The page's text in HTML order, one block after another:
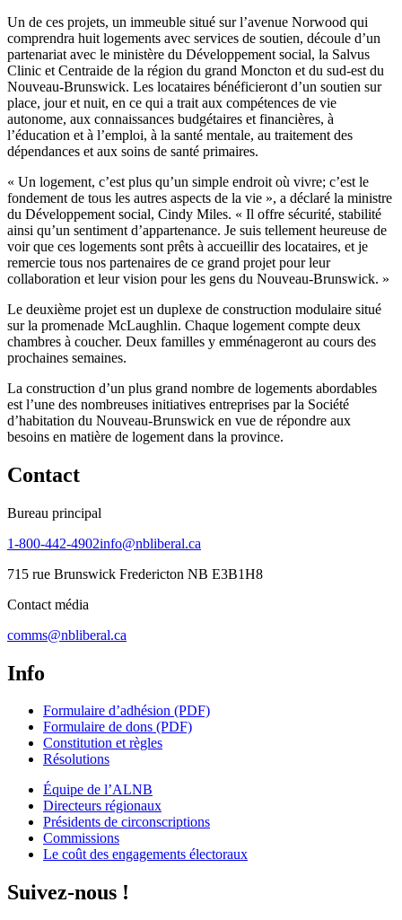
Un de ces projets, un immeuble situé sur l’avenue Norwood qui
comprendra huit logements avec services de soutien, découle d’un
partenariat avec le ministère du Développement social, la Salvus
Clinic et Centraide de la région du grand Moncton et du sud-est du
Nouveau-Brunswick. Les locataires bénéficieront d’un soutien sur
place, jour et nuit, en ce qui a trait aux compétences de vie
autonome, aux connaissances budgétaires et financières, à
l’éducation et à l’emploi, à la santé mentale, au traitement des
dépendances et aux soins de santé primaires.
« Un logement, c’est plus qu’un simple endroit où vivre; c’est le
fondement de tous les autres aspects de la vie », a déclaré la ministre
du Développement social, Cindy Miles. « Il offre sécurité, stabilité
ainsi qu’un sentiment d’appartenance. Je suis tellement heureuse de
voir que ces logements sont prêts à accueillir des locataires, et je
remercie tous nos partenaires de ce grand projet pour leur
collaboration et leur vision pour les gens du Nouveau-Brunswick. »
Le deuxième projet est un duplexe de construction modulaire situé
sur la promenade McLaughlin. Chaque logement compte deux
chambres à coucher. Deux familles y emménageront au cours des
prochaines semaines.
La construction d’un plus grand nombre de logements abordables
est l’une des nombreuses initiatives entreprises par la Société
d’habitation du Nouveau-Brunswick en vue de répondre aux
besoins en matière de logement dans la province.
Contact
Bureau principal
1-800-442-4902info@nbliberal.ca
715 rue Brunswick Fredericton NB E3B1H8
Contact média
comms@nbliberal.ca
Info
Formulaire d’adhésion (PDF)
Formulaire de dons (PDF)
Constitution et règles
Résolutions
Équipe de l’ALNB
Directeurs régionaux
Présidents de circonscriptions
Commissions
Le coût des engagements électoraux
Suivez-nous !